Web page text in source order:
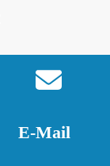
Preise
E-Mail